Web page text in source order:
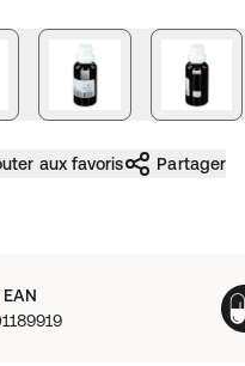
image
aux favoris Partager